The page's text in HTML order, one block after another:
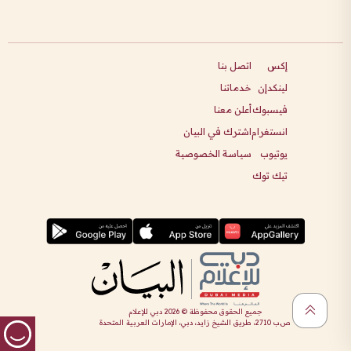
إكس
لينكدإن
فيسبوك
انستغرام
يوتيوب
تيك توك
اتصل بنا
خدماتنا
أعلن معنا
اشترك في البيان
سياسة الخصوصية
جميع الحقوق محفوظة ©2026 دبي للإعلام
ص.ب 2710، طريق الشيخ زايد، دبي، الإمارات العربية المتحدة